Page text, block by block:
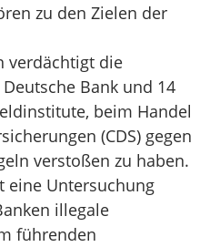
zu den Zielen der
verdächtigt die
Bank und 14
beim Handel
(CDS) gegen
verstoßen zu haben.
eine Untersuchung
illegale
führenden